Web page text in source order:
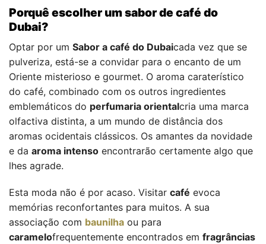
Porquê escolher um sabor de café do
Dubai?
Optar por um Sabor a café do Dubaicada vez que se
pulveriza, está-se a convidar para o encanto de um
Oriente misterioso e gourmet. O aroma caraterístico
do café, combinado com os outros ingredientes
emblemáticos do perfumaria orientalcria uma marca
olfactiva distinta, a um mundo de distância dos
aromas ocidentais clássicos. Os amantes da novidade
e da aroma intenso encontrarão certamente algo que
lhes agrade.
Esta moda não é por acaso. Visitar café evoca
memórias reconfortantes para muitos. A sua
associação com baunilha ou para
caramelofrequentemente encontrados em fragrâncias